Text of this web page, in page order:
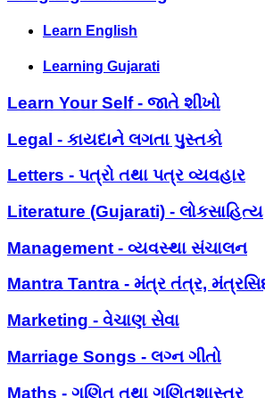
Learn English
Learning Gujarati
Learn Your Self - જાતે શીખો
Legal - કાયદાને લગતા પુસ્તકો
Letters - પત્રો તથા પત્ર વ્યવહાર
Literature (Gujarati) - લોકસાહિત્ય
Management - વ્યવસ્થા સંચાલન
Mantra Tantra - મંત્ર તંત્ર,
Marketing - વેચાણ સેવા
Marriage Songs - લગ્ન ગીતો
Maths - ગણિત તથા ગણિતશાસ્ત્ર